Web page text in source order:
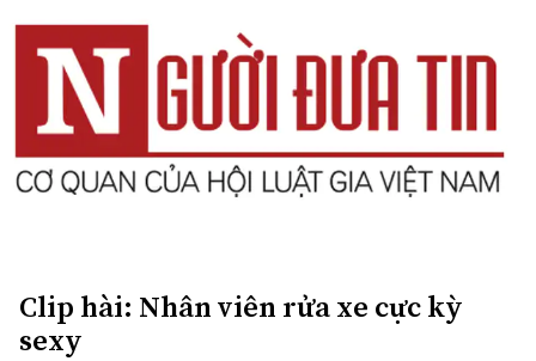
Clip hài: Nhân viên rửa xe cực kỳ
sexy